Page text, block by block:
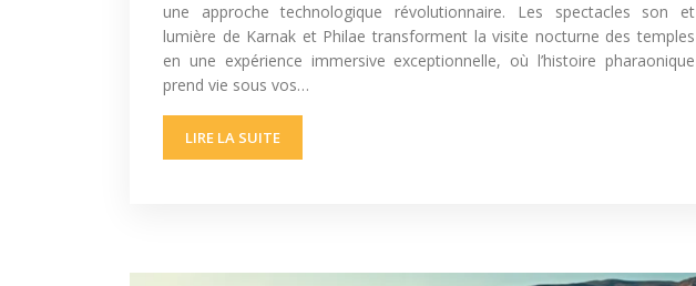
une approche technologique révolutionnaire. Les spectacles son et
lumière de Karnak et Philae transforment la visite nocturne des temples
en une expérience immersive exceptionnelle, où l’histoire pharaonique
prend vie sous vos…
LIRE LA SUITE